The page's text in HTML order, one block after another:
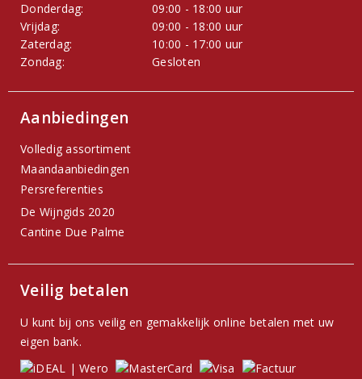
Donderdag:
09:00 - 18:00 uur
Vrijdag:
09:00 - 18:00 uur
Zaterdag:
10:00 - 17:00 uur
Zondag:
Gesloten
Aanbiedingen
Volledig assortiment
Maandaanbiedingen
Persreferenties
De Wijngids 2020
Cantine Due Palme
Veilig betalen
U kunt bij ons veilig en gemakkelijk online betalen met uw
eigen bank.